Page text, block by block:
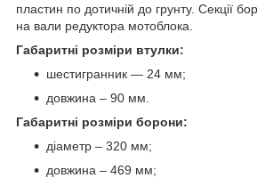
пластин по дотичній до грунту. Секції
на вали редуктора мотоблока.
Габаритні розміри втулки:
шестигранник — 24 мм;
довжина – 90 мм.
Габаритні розміри борони:
діаметр – 320 мм;
довжина – 469 мм;